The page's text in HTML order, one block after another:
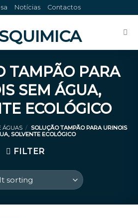
Notícias Contactos
TAMPÃO PARA
SEM ÁGUA,
ECOLÓGICO
ÁGUAS / SOLUÇÃO TAMPÃO PARA URINOIS
SOLVENTE ECOLÓGICO
FILTER